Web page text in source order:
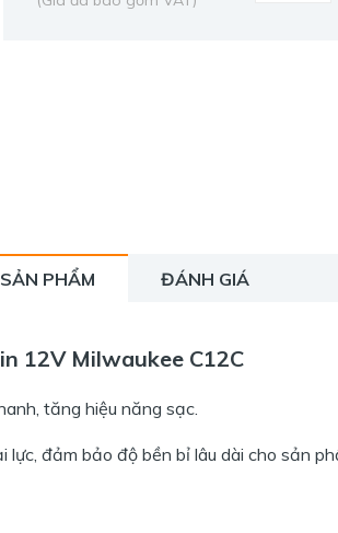
PHẨM ĐÁNH GIÁ
12V Milwaukee C12C
tăng hiệu năng sạc.
đảm bảo độ bền bỉ lâu dài cho sản